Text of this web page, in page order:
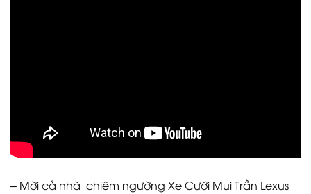
– Mời cả nhà chiêm ngường Xe Cưới Mui Trần Lexus